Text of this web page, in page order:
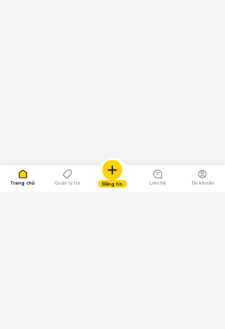
Trang chủ Quản lý tin Đăng tin Liên hệ Tài khoản